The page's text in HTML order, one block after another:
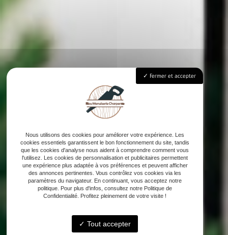
Fermer et accepter
Nous utilisons des cookies pour améliorer votre expérience. Les
cookies essentiels garantissent le bon fonctionnement du site, tandis
que les cookies d'analyse nous aident à comprendre comment vous
l'utilisez. Les cookies de personnalisation et publicitaires permettent
une expérience plus adaptée à vos préférences et peuvent afficher
des annonces pertinentes. Vous contrôlez vos cookies via les
paramètres du navigateur. En continuant, vous acceptez notre
politique. Pour plus d'infos, consultez notre Politique de
Confidentialité. Profitez pleinement de votre visite !
Tout accepter